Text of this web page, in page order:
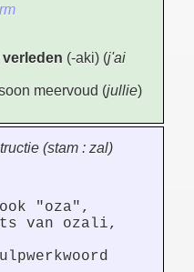
verleden (-aki) (j'ai
meervoud (jullie)
(stam : zal)
"oza",
van ozali,